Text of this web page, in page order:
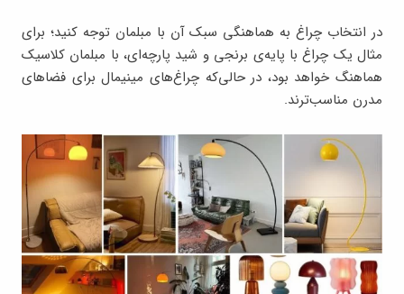
در انتخاب چراغ به هماهنگی سبک آن با مبلمان توجه کنید؛ برای
مثال یک چراغ با پایه‌ی برنجی و شید پارچه‌ای، با مبلمان کلاسیک
هماهنگ خواهد بود، در حالی‌که چراغ‌های مینیمال برای فضاهای
مدرن مناسب‌ترند.